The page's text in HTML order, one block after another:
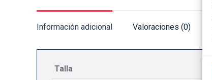
Información adicional Valoraciones (0)
Talla